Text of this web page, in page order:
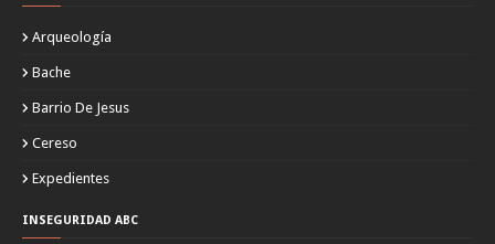
Arqueología
Bache
Barrio De Jesus
Cereso
Expedientes
INSEGURIDAD ABC